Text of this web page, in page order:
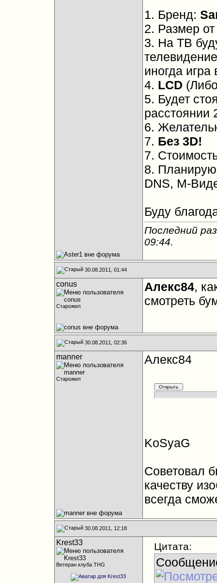
1. Бренд:
2. Размер
3. На ТВ
иногда игра
4. LCD
5. Будет
расстоянии
6.
7. Без 3D!
7.
8. Планирую
DNS, М-
Буду
Последний
09:44.
30.08.2011, 01:44
conus
Старожил
Алекс84,
смотреть
30.08.2011, 02:36
manner
Старожил
Алекс84
KoSyaG
Советовал
качеству
всегда
30.08.2011, 12:18
Krest33
Ветеран клуба THG
Цитата: